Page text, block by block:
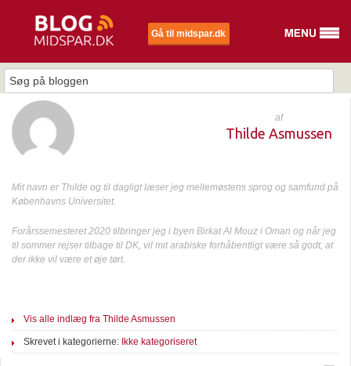
Gå til midspar.dk
af
Thilde Asmussen
Mit navn er Thilde og til dagligt læser jeg mellemøstens sprog og samfund på
Københavns Universitet.
Forårssemesteret 2020 tilbringer jeg i byen Birkat Al Mouz i Oman og når jeg
til sommer rejser tilbage til DK, vil mit arabiske forhåbentligt være så godt, at
der ikke vil være et øje tørt.
Vis alle indlæg fra Thilde Asmussen
Skrevet i kategorierne: Ikke kategoriseret